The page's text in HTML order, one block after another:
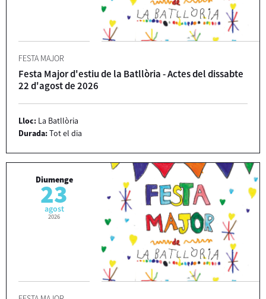
FESTA MAJOR
Festa Major d'estiu de la Batllòria - Actes del dissabte
22 d'agost de 2026
Lloc: La Batllòria
Durada:Tot el dia
Diumenge
23
agost
2026